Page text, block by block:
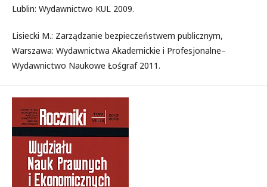
Lublin: Wydawnictwo KUL 2009.
Lisiecki M.: Zarządzanie bezpieczeństwem publicznym,
Warszawa: Wydawnictwa Akademickie i Profesjonalne–
Wydawnictwo Naukowe Łośgraf 2011.